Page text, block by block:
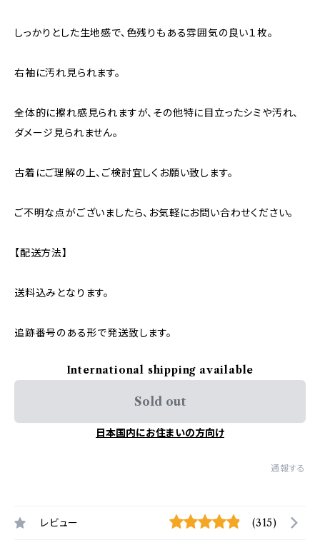
しっかりとした生地感で、色残りもある雰囲気の良い１枚。
右袖に汚れ見られます。
全体的に擦れ感見られますが、その他特に目立ったシミや汚れ、
ダメージ見られません。
古着にご理解の上、ご検討宜しくお願い致します。
ご不明な点がございましたら、お気軽にお問い合わせください。
【配送方法】
送料込みとなります。
追跡番号のある形で発送致します。
International shipping available
Sold out
日本国内にお住まいの方向け
通報する
レビュー (315)